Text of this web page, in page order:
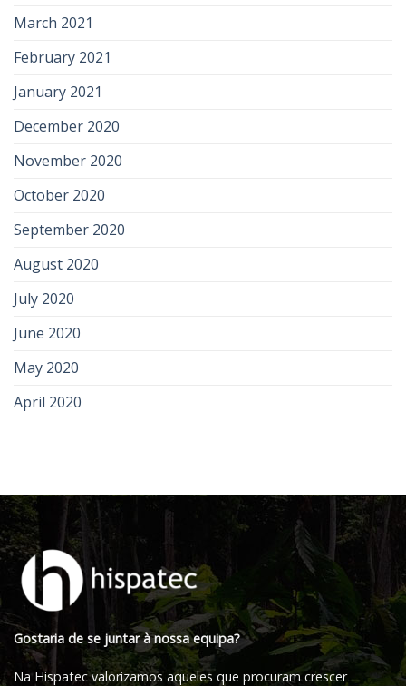
March 2021
February 2021
January 2021
December 2020
November 2020
October 2020
September 2020
August 2020
July 2020
June 2020
May 2020
April 2020
Gostaria de se juntar à nossa equipa?
Na Hispatec valorizamos aqueles que procuram crescer